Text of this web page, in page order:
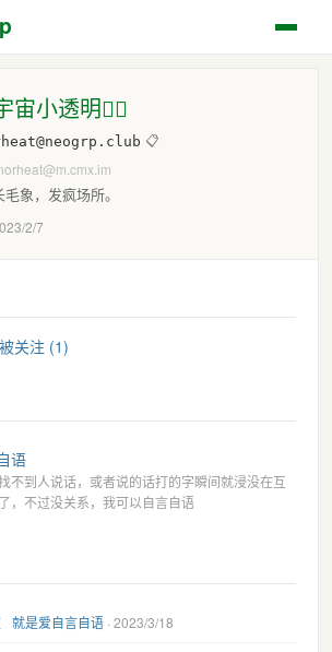
宙小透明🏳️‍🌈
📋
象，发疯场所。
2/7
关注 (1)
语
不到人说话，或者说的话打的字瞬间就浸没在互
，不过没关系，我可以自言自语
就是爱自言自语 · 2023/3/18